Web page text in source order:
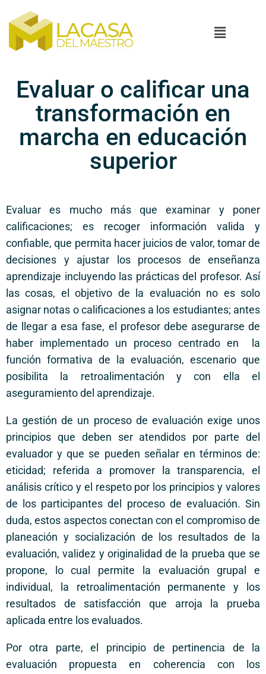
Evaluar o calificar una
transformación en
marcha en educación
superior
Evaluar es mucho más que examinar y poner
calificaciones; es recoger información valida y
confiable, que permita hacer juicios de valor, tomar de
decisiones y ajustar los procesos de enseñanza
aprendizaje incluyendo las prácticas del profesor. Así
las cosas, el objetivo de la evaluación no es solo
asignar notas o calificaciones a los estudiantes; antes
de llegar a esa fase, el profesor debe asegurarse de
haber implementado un proceso centrado en la
función formativa de la evaluación, escenario que
posibilita la retroalimentación y con ella el
aseguramiento del aprendizaje.
La gestión de un proceso de evaluación exige unos
principios que deben ser atendidos por parte del
evaluador y que se pueden señalar en términos de:
eticidad; referida a promover la transparencia, el
análisis crítico y el respeto por los principios y valores
de los participantes del proceso de evaluación. Sin
duda, estos aspectos conectan con el compromiso de
planeación y socialización de los resultados de la
evaluación, validez y originalidad de la prueba que se
propone, lo cual permite la evaluación grupal e
individual, la retroalimentación permanente y los
resultados de satisfacción que arroja la prueba
aplicada entre los evaluados.
Por otra parte, el principio de pertinencia de la
evaluación propuesta en coherencia con los